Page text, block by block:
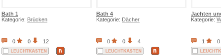
Bath 1
Kategorie: Brücken
0 0 12
Bath 4
Kategorie: Dächer
0 0 4
Jachten
Kategorie:
1 0